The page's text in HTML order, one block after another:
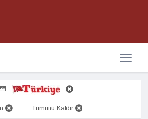
Tümünü Kaldır